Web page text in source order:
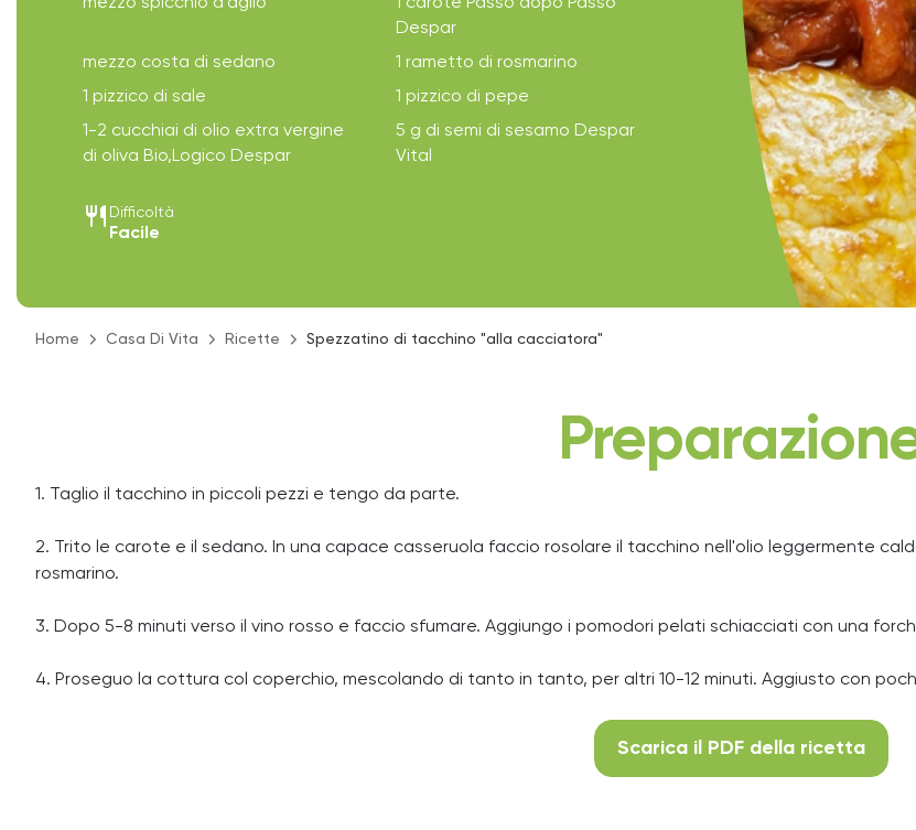
Despar
mezzo costa di sedano
1 rametto di rosmarino
1 pizzico di sale
1 pizzico di pepe
1-2 cucchiai di olio extra vergine
di oliva Bio,Logico Despar
5 g di semi di sesamo Despar
Vital
restaurant Difficoltà
Facile
Home Casa Di Vita Ricette Spezzatino di tacchino "alla cacciatora"
1. Taglio il tacchino in piccoli pezzi e tengo da parte.
2. Trito le carote e il sedano. In una capace casseruola faccio rosolare il tacchino nell'olio leggermente
rosmarino.
3. Dopo 5-8 minuti verso il vino rosso e faccio sfumare. Aggiungo i pomodori pelati schiacciati con una
4. Proseguo la cottura col coperchio, mescolando di tanto in tanto, per altri 10-12 minuti. Aggiusto con
Scarica il PDF della ricetta